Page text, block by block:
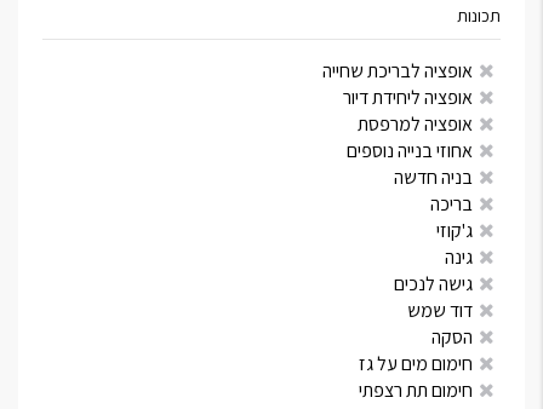
תכונות
אופציה לבריכת שחייה
אופציה ליחידת דיור
אופציה למרפסת
אחוזי בנייה נוספים
בניה חדשה
בריכה
ג'קוזי
גינה
גישה לנכים
דוד שמש
הסקה
חימום מים על גז
חימום תת רצפתי